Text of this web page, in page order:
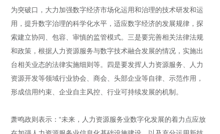
为突破口，大力加强数字经济市场化运用和治理的技术研发和运
用，提升数字治理的科学化水平，适应数字经济的发展规律，探
索建立协同、包容、审慎的监管模式。三是要完善相关法律法规
和政策，根据人力资源服务与数字技术融合发展的情况，实施出
台相关业态的法律实施细则等。四是要发挥人力资源服务、人力
资源开发等领域行业协会、商会、头部企业等自律、示范作用，
形成信用约束、企业自主风控、行业可持续发展的机制。
萧鸣政则表示：“未来，人力资源服务业数字化发展的着力点应放